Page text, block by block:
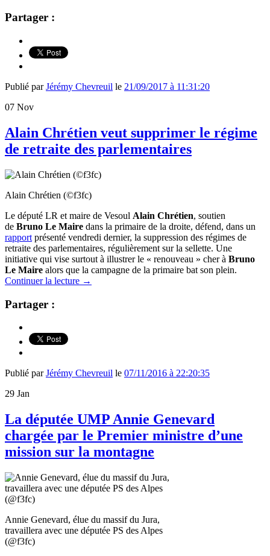
Partager :
Publié parJérémy Chevreuil le 21/09/2017 à 11:31:20
07 Nov
Alain Chrétien veut supprimer le régime
de retraite des parlementaires
Alain Chrétien (©f3fc)
Le député LR et maire de Vesoul Alain Chrétien, soutien
de Bruno Le Maire dans la primaire de la droite, défend, dans un
rapport présenté vendredi dernier, la suppression des régimes de
retraite des parlementaires, régulièrement sur la sellette. Une
initiative qui vise surtout à illustrer le « renouveau » cher à Bruno
Le Maire alors que la campagne de la primaire bat son plein.
Continuer la lecture →
Partager :
Publié parJérémy Chevreuil le 07/11/2016 à 22:20:35
29 Jan
La députée UMP Annie Genevard
chargée par le Premier ministre d’une
mission sur la montagne
Annie Genevard, élue du massif du Jura,
travaillera avec une députée PS des Alpes
(@f3fc)